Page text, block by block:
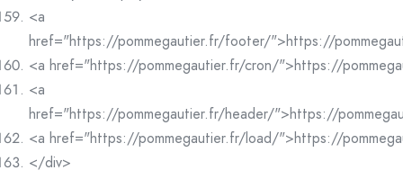
<a
href="https://pommegautier.fr/footer/">https://
<a href="https://pommegautier.fr/cron/">https://
<a
href="https://pommegautier.fr/header/">https://
<a href="https://pommegautier.fr/load/">https://
</div>